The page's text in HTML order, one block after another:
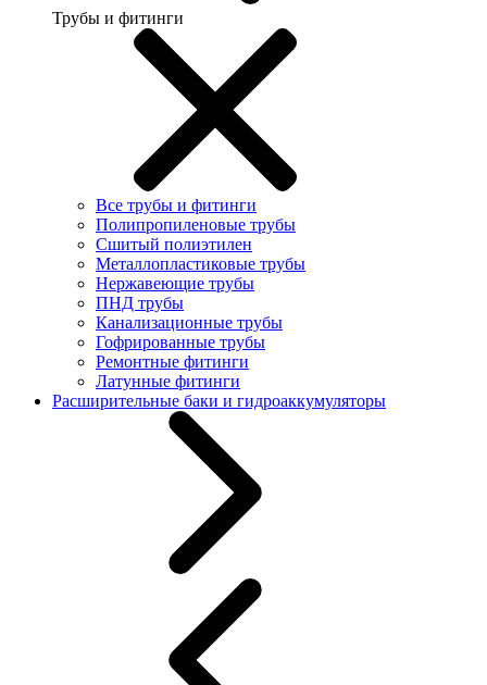
Трубы и фитинги
Все трубы и фитинги
Полипропиленовые трубы
Сшитый полиэтилен
Металлопластиковые трубы
Нержавеющие трубы
ПНД трубы
Канализационные трубы
Гофрированные трубы
Ремонтные фитинги
Латунные фитинги
Расширительные баки и гидроаккумуляторы